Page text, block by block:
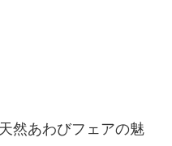
然あわびフェアの魅